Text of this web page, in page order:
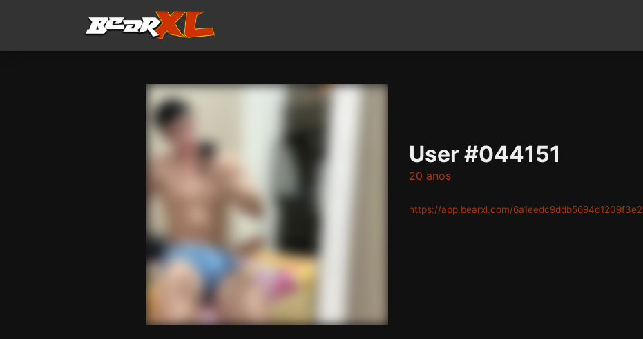
User #044151
20 anos
https://app.bearxl.com/6a1eedc9ddb5694d1209f3e2